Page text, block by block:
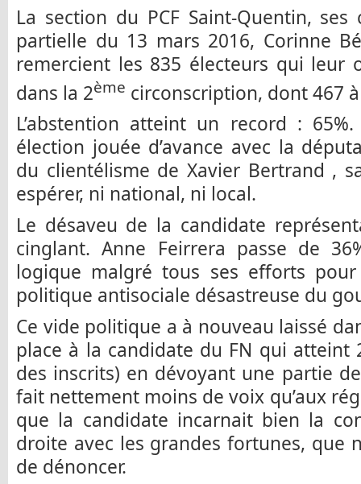
La section du PCF Saint-Quentin,
partielle du 13 mars 2016, Corinne
remercient les 835 électeurs qui leur
dans la 2ème circonscription, dont 467
L’abstention atteint un record :
élection jouée d’avance avec la
du clientélisme de Xavier Bertrand ,
espérer, ni national, ni local.
Le désaveu de la candidate
cinglant. Anne Feirrera passe de
logique malgré tous ses efforts
politique antisociale désastreuse du
Ce vide politique a à nouveau laissé
place à la candidate du FN qui atteint
des inscrits) en dévoyant une partie
fait nettement moins de voix qu’aux
que la candidate incarnait bien la
droite avec les grandes fortunes, que
de dénoncer.